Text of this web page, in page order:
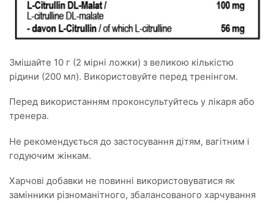
Змішайте 10 г (2 мірнi ложки) з великою кількістю
рідини (200 мл). Використовуйте перед тренінгом.
Перед використанням проконсультуйтесь у лікаря або
тренера.
Не рекомендується до застосування дітям, вагітним і
годуючим жінкам.
Харчові добавки не повинні використовуватися як
замінники різноманітного, збалансованого харчування